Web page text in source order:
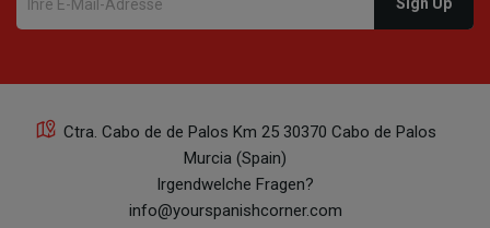
Ctra. Cabo de de Palos Km 25 30370 Cabo de Palos
Murcia (Spain)
Irgendwelche Fragen?
info@yourspanishcorner.com